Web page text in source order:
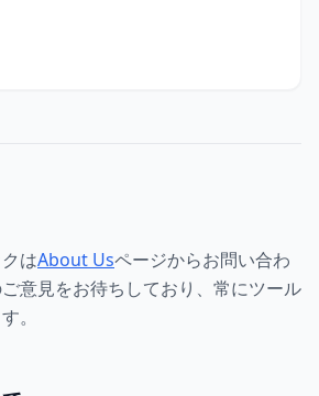
はAbout Usページからお問い合わ
意見をお待ちしており、常にツール
。